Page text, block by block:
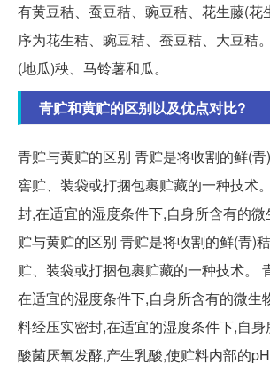
有黄豆秸、蚕豆秸、豌豆秸、花生藤(花
序为花生秸、豌豆秸、蚕豆秸、大豆秸
(地瓜)秧、马铃薯和瓜。
青贮和黄贮的区别以及优点对比?
青贮与黄贮的区别 青贮是将收割的鲜(
窖贮、装袋或打捆包裹贮藏的一种技术
封,在适宜的湿度条件下,自身所含有的
贮与黄贮的区别 青贮是将收割的鲜(青)
贮、装袋或打捆包裹贮藏的一种技术。
在适宜的湿度条件下,自身所含有的微生
料经压实密封,在适宜的湿度条件下,自
酸菌厌氧发酵,产生乳酸,使贮料内部的pH